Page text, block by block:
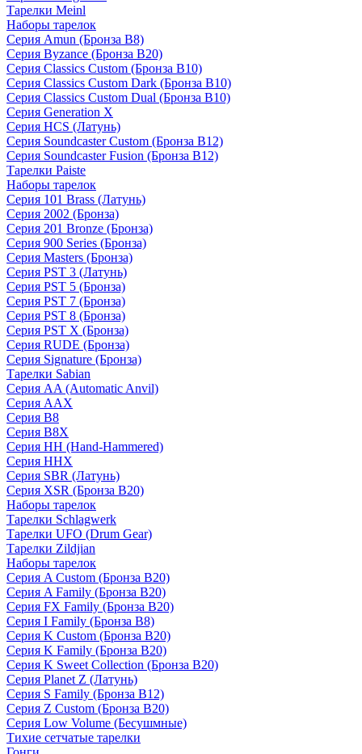
Тарелки Meinl
Наборы тарелок
Серия Amun (Бронза B8)
Серия Byzance (Бронза B20)
Серия Classics Custom (Бронза B10)
Серия Classics Custom Dark (Бронза B10)
Серия Classics Custom Dual (Бронза B10)
Серия Generation X
Серия HCS (Латунь)
Серия Soundcaster Custom (Бронза B12)
Серия Soundcaster Fusion (Бронза B12)
Тарелки Paiste
Наборы тарелок
Серия 101 Brass (Латунь)
Серия 2002 (Бронза)
Серия 201 Bronze (Бронза)
Серия 900 Series (Бронза)
Серия Masters (Бронза)
Серия PST 3 (Латунь)
Серия PST 5 (Бронза)
Серия PST 7 (Бронза)
Серия PST 8 (Бронза)
Серия PST X (Бронза)
Серия RUDE (Бронза)
Серия Signature (Бронза)
Тарелки Sabian
Серия AA (Automatic Anvil)
Серия AAX
Серия B8
Серия B8X
Серия HH (Hand-Hammered)
Серия HHX
Серия SBR (Латунь)
Серия XSR (Бронза B20)
Наборы тарелок
Тарелки Schlagwerk
Тарелки UFO (Drum Gear)
Тарелки Zildjian
Наборы тарелок
Серия A Custom (Бронза B20)
Серия A Family (Бронза B20)
Серия FX Family (Бронза B20)
Серия I Family (Бронза B8)
Серия K Custom (Бронза B20)
Серия K Family (Бронза B20)
Серия K Sweet Collection (Бронза B20)
Серия Planet Z (Латунь)
Серия S Family (Бронза B12)
Серия Z Custom (Бронза B20)
Серия Low Volume (Бесушмные)
Тихие сетчатые тарелки